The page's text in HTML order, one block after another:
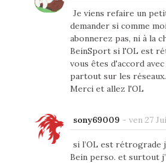
Je viens refaire un
demander si comme
abonnerez pas, ni à la
BeinSport si l'OL est
vous êtes d'accord
partout sur les réseaux.
Merci et allez l'OL
sony69009 - ven 27
si l’OL est rétrograde
Bein perso. et surtout